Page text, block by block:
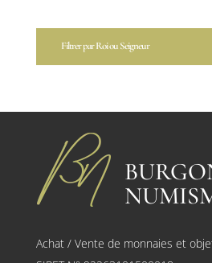
Filtrer par Roi ou Seigneur
Achat / Vente de monnaies et